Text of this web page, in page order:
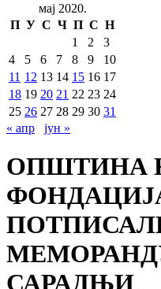
мај 2020.
П У С Ч П С Н
1
2
3
4
5 6 7 8 9
10
11 12 13 14 15 16 17
18 19 20 21 22 23 24
25 26 27 28 29 30 31
« апр
јун »
ОПШТИНА
САРАДЊИ